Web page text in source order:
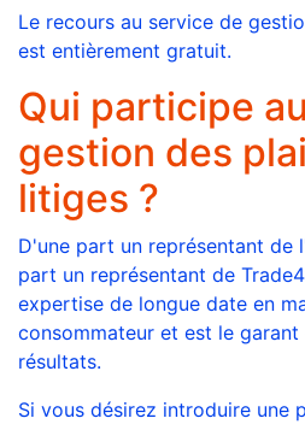
Le recours au service de
est entièrement gratuit.
Qui participe
gestion des
litiges ?
D'une part un représentant de
part un représentant de
expertise de longue date en
consommateur et est le
résultats.
Si vous désirez introduire une